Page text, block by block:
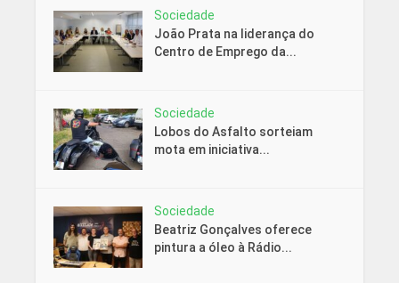
Sociedade
João Prata na liderança do
Centro de Emprego da...
Sociedade
Lobos do Asfalto sorteiam
mota em iniciativa...
Sociedade
Beatriz Gonçalves oferece
pintura a óleo à Rádio...